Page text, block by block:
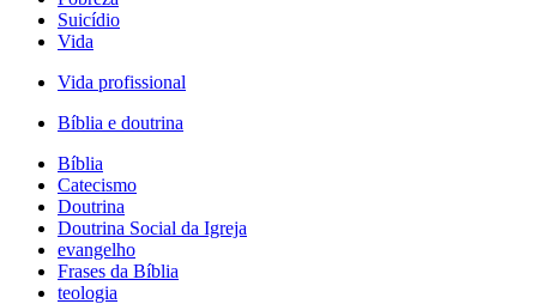
Suicídio
Vida
Vida profissional
Bíblia e doutrina
Bíblia
Catecismo
Doutrina
Doutrina Social da Igreja
evangelho
Frases da Bíblia
teologia